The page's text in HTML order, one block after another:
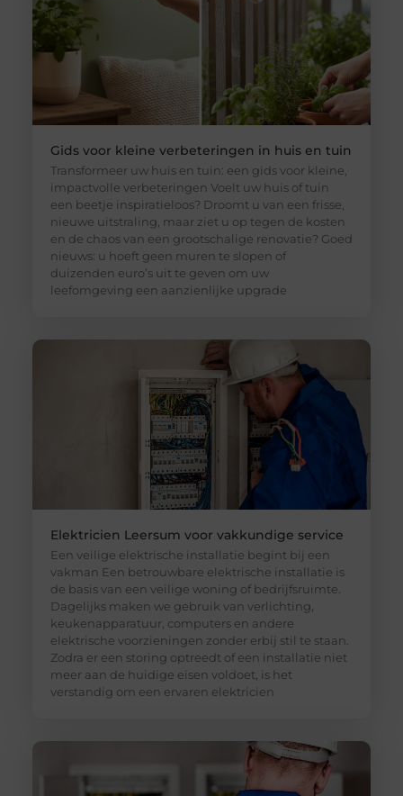
Gids voor kleine verbeteringen in huis en tuin
Transformeer uw huis en tuin: een gids voor kleine,
impactvolle verbeteringen Voelt uw huis of tuin
een beetje inspiratieloos? Droomt u van een frisse,
nieuwe uitstraling, maar ziet u op tegen de kosten
en de chaos van een grootschalige renovatie? Goed
nieuws: u hoeft geen muren te slopen of
duizenden euro’s uit te geven om uw
leefomgeving een aanzienlijke upgrade
Elektricien Leersum voor vakkundige service
Een veilige elektrische installatie begint bij een
vakman Een betrouwbare elektrische installatie is
de basis van een veilige woning of bedrijfsruimte.
Dagelijks maken we gebruik van verlichting,
keukenapparatuur, computers en andere
elektrische voorzieningen zonder erbij stil te staan.
Zodra er een storing optreedt of een installatie niet
meer aan de huidige eisen voldoet, is het
verstandig om een ervaren elektricien